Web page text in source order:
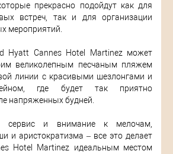
прекрасно подойдут как для
встреч, так и для организации
мероприятий.
Hyatt Cannes Hotel Martinez может
великолепным песчаным пляжем
линии с красивыми шезлонгами и
где будет так приятно
напряженных будней.
сервис и внимание к мелочам,
и аристократизма – все это делает
Hotel Martinez идеальным местом